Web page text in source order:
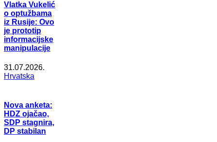
Vlatka Vukelić
o optužbama
iz Rusije: Ovo
je prototip
informacijske
manipulacije
31.07.2026.
Hrvatska
Nova anketa:
HDZ ojačao,
SDP stagnira,
DP stabilan